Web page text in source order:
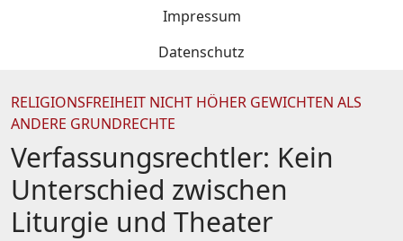
Impressum
Datenschutz
RELIGIONSFREIHEIT NICHT HÖHER GEWICHTEN ALS
ANDERE GRUNDRECHTE
Verfassungsrechtler: Kein
Unterschied zwischen
Liturgie und Theater